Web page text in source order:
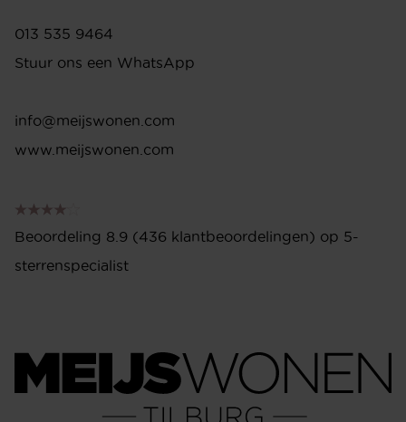
Gesloten op zon-en feestdagen met uitzondering
van koopzondagen.
ONZE KOOPZONDAGEN OPEN VAN
12:00 - 17:00U
1 februari, 1 maart, 6 april. Bij uitzondering gesloten:
ADRES
Ringbaan-Zuid 251
5021 LR Tilburg